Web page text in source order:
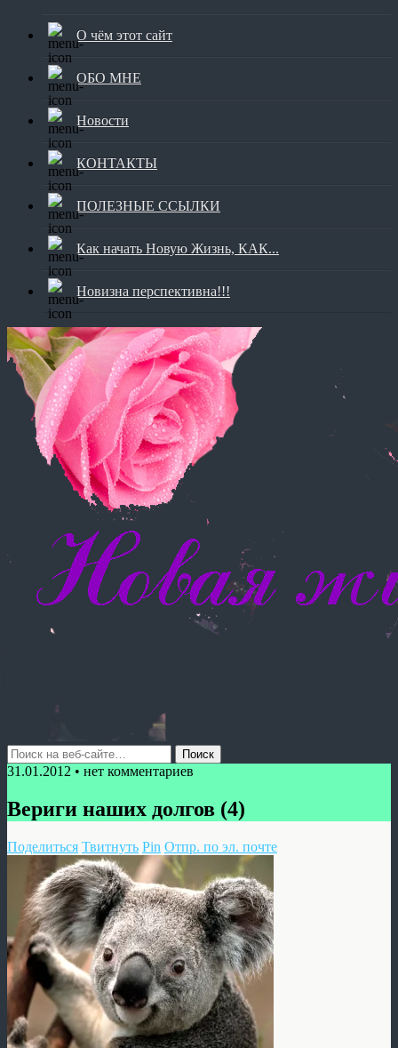
О чём этот сайт
ОБО МНЕ
Новости
КОНТАКТЫ
ПОЛЕЗНЫЕ ССЫЛКИ
Как начать Новую Жизнь, КАК...
Новизна перспективна!!!
31.01.2012 • нет комментариев
Вериги наших долгов (4)
Поделиться Твитнуть Pin Отпр. по эл. почте